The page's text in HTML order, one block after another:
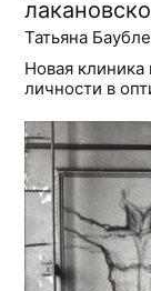
Татьяна
Новая
личности в